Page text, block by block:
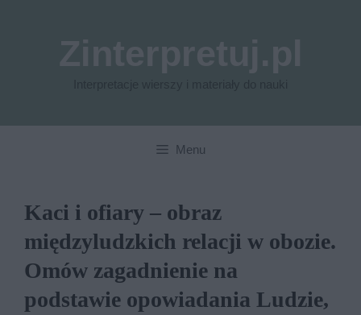
Menu
Kaci i ofiary – obraz
międzyludzkich relacji w obozie.
Omów zagadnienie na
podstawie opowiadania Ludzie,